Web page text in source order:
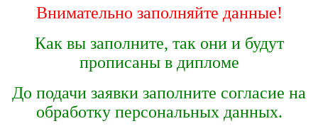
Внимательно заполняйте данные!
Как вы заполните, так они и будут
прописаны в дипломе
До подачи заявки заполните согласие на
обработку персональных данных.